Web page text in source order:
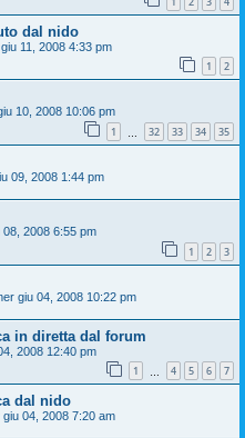
dal nido
11, 2008 4:33 pm
1 2
10, 2008 10:06 pm
1 32 33 34 35
09, 2008 1:44 pm
08, 2008 6:55 pm
1 2 3
giu 04, 2008 10:22 pm
in diretta dal forum
2008 12:40 pm
1 4 5 6 7
dal nido
giu 04, 2008 7:20 am